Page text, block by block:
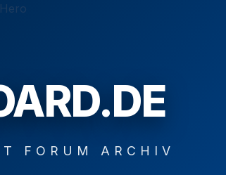
FORUM ARCHIV